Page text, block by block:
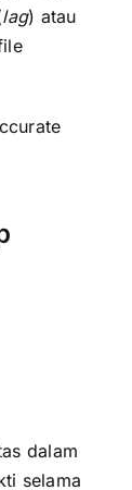
lag) atau
dalam
selama